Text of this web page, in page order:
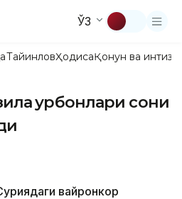
ЎЗ
ТайинловҲодисаҚонун ва
қурбонлари сони
вайронкор